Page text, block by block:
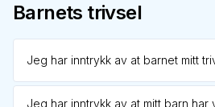
Barnets trivsel
Jeg har inntrykk av at barnet mitt
Jeg har inntrykk av at mitt barn har